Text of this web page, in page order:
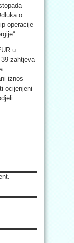
o
operacije
u
zahtjeva
iznos
ocijenjeni